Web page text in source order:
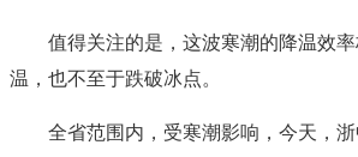
值得关注的是，这波寒潮的降温效
温，也不至于跌破冰点。
全省范围内，受寒潮影响，今天，